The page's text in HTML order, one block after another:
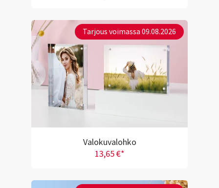
Tarjous voimassa 09.08.2026
Valokuvalohko
13,65 €*